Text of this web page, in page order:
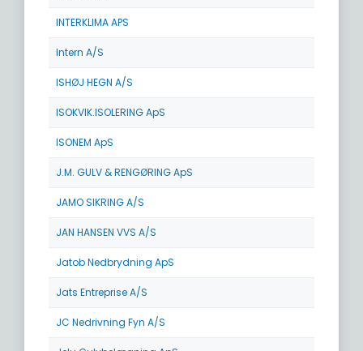
INTERKLIMA APS
Intern A/S
ISHØJ HEGN A/S
ISOKVIK.ISOLERING ApS
ISONEM ApS
J.M. GULV & RENGØRING ApS
JAMO SIKRING A/S
JAN HANSEN VVS A/S
Jatob Nedbrydning ApS
Jats Entreprise A/S
JC Nedrivning Fyn A/S